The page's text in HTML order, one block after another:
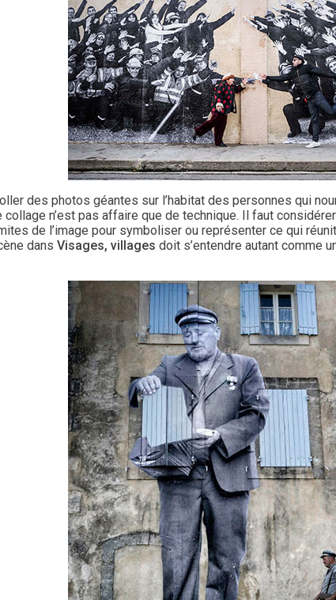
des photos géantes sur l’habitat des personnes qui
collage n’est pas affaire que de technique. Il faut
de l’image pour symboliser ou représenter ce qui
dans Visages, villages doit s’entendre autant comme